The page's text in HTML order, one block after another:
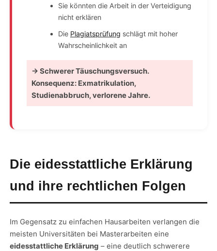
Sie könnten die Arbeit in der Verteidigung
nicht erklären
Die Plagiatsprüfung schlägt mit hoher
Wahrscheinlichkeit an
→ Schwerer Täuschungsversuch.
Konsequenz: Exmatrikulation,
Studienabbruch, verlorene Jahre.
Die eidesstattliche Erklärung
und ihre rechtlichen Folgen
Im Gegensatz zu einfachen Hausarbeiten verlangen die
meisten Universitäten bei Masterarbeiten eine
eidesstattliche Erklärung – eine deutlich schwerere